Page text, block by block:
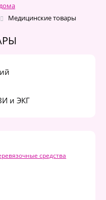
Медицинские товары
и ЭКГ
средства